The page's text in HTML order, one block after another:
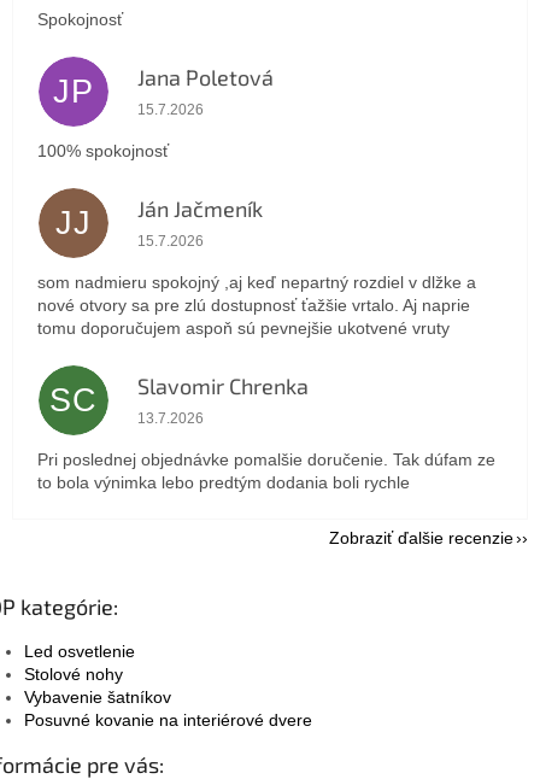
Spokojnosť
JP Jana Poletová
Hodnotenie obchodu je 5 z 5 hviezdičiek.
15.7.2026
100% spokojnosť
JJ Ján Jačmeník
Hodnotenie obchodu je 5 z 5 hviezdičiek.
15.7.2026
som nadmieru spokojný ,aj keď nepartný rozdiel v dlžke a
nové otvory sa pre zlú dostupnosť ťažšie vrtalo. Aj naprie
tomu doporučujem aspoň sú pevnejšie ukotvené vruty
SC Slavomir Chrenka
Hodnotenie obchodu je 5 z 5 hviezdičiek.
13.7.2026
Pri poslednej objednávke pomalšie doručenie. Tak dúfam ze
to bola výnimka lebo predtým dodania boli rychle
Zobraziť ďalšie recenzie
kategórie:
Led osvetlenie
Stolové nohy
Vybavenie šatníkov
Posuvné kovanie na interiérové dvere
pre vás: